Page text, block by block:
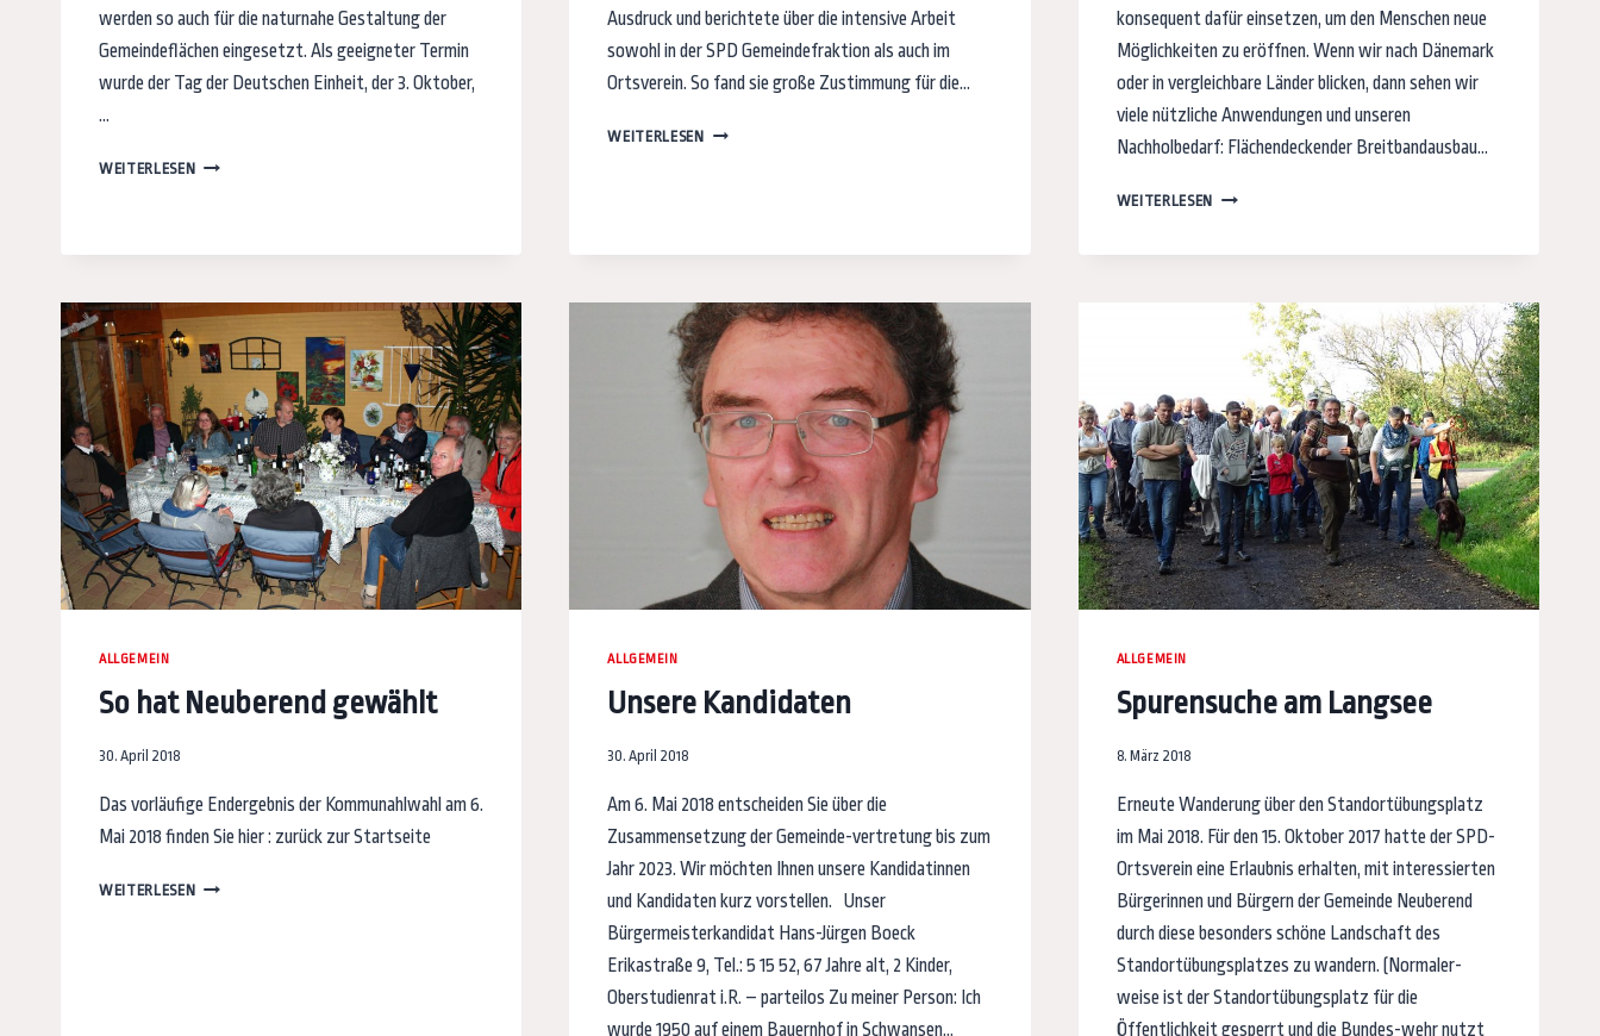
werden so auch für die naturnahe Gestaltung der
Gemeindeflächen eingesetzt. Als geeigneter Termin
wurde der Tag der Deutschen Einheit, der 3. Oktober,
…
WEITERLESENBAUMPFLANZUNG
Ausdruck und berichtete über die intensive Arbeit
sowohl in der SPD Gemeindefraktion als auch im
Ortsverein. So fand sie große Zustimmung für die…
WEITERLESENJAHRESESSEN
konsequent dafür einsetzen, um den Menschen neue
Möglichkeiten zu eröffnen. Wenn wir nach Dänemark
oder in vergleichbare Länder blicken, dann sehen wir
viele nützliche Anwendungen und unseren
Nachholbedarf: Flächendeckender Breitbandausbau…
WEITERLESEN
WAHLPROGRAMM
ALLGEMEIN
So hat Neuberend gewählt
30. April 2018
Das vorläufige Endergebnis der Kommunahlwahl am 6.
Mai 2018 finden Sie hier : zurück zur Startseite
WEITERLESENSO
ALLGEMEIN
Unsere Kandidaten
30. April 2018
Am 6. Mai 2018 entscheiden Sie über die
Zusammensetzung der Gemeinde-vertretung bis zum
Jahr 2023. Wir möchten Ihnen unsere Kandidatinnen
und Kandidaten kurz vorstellen. Unser
Bürgermeisterkandidat Hans-Jürgen Boeck
Erikastraße 9, Tel.: 5 15 52, 67 Jahre alt, 2 Kinder,
Oberstudienrat i.R. – parteilos Zu meiner Person: Ich
wurde 1950 auf einem Bauernhof in Schwansen…
ALLGEMEIN
Spurensuche am Langsee
8. März 2018
Erneute Wanderung über den Standortübungsplatz
im Mai 2018. Für den 15. Oktober 2017 hatte der SPD-
Ortsverein eine Erlaubnis erhalten, mit interessierten
Bürgerinnen und Bürgern der Gemeinde Neuberend
durch diese besonders schöne Landschaft des
Standortübungsplatzes zu wandern. (Normaler-
weise ist der Standortübungsplatz für die
Öffentlichkeit gesperrt und die Bundes-wehr nutzt